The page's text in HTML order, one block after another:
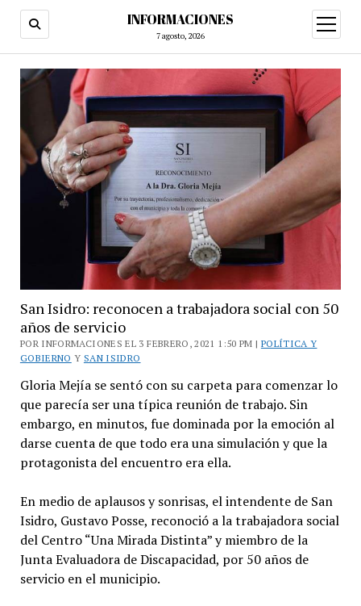
INFORMACIONES
7 agosto, 2026
abrir
menú
San Isidro: reconocen a trabajadora social con 50
años de servicio
POR INFORMACIONES EL 3 FEBRERO, 2021 1:50 PM | POLÍTICA Y
GOBIERNO Y SAN ISIDRO
Gloria Mejía se sentó con su carpeta para comenzar lo
que parecía ser una típica reunión de trabajo. Sin
embargo, en minutos, fue dominada por la emoción al
darse cuenta de que todo era una simulación y que la
protagonista del encuentro era ella.
En medio de aplausos y sonrisas, el intendente de San
Isidro, Gustavo Posse, reconoció a la trabajadora social
del Centro “Una Mirada Distinta” y miembro de la
Junta Evaluadora de Discapacidad, por 50 años de
servicio en el municipio.